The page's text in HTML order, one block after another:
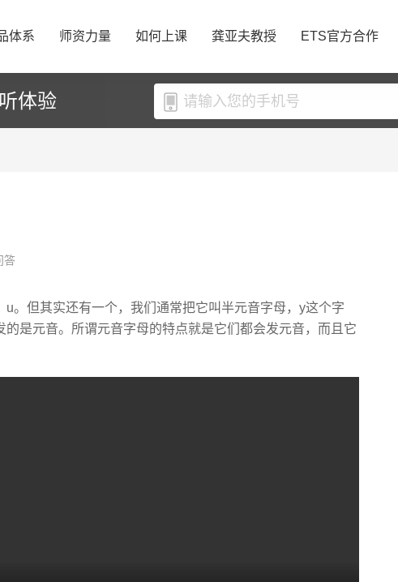
体系 师资力量 如何上课 龚亚夫教授 ETS官方合作
体验
答
u。但其实还有一个，我们通常把它叫半元音字母，y这个字
的是元音。所谓元音字母的特点就是它们都会发元音，而且它